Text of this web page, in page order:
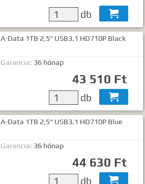
db 
A-Data 1TB 2,5" USB3.1 HD710P Black
Garancia: 36 hónap
43 510 Ft
db 
A-Data 1TB 2,5" USB3.1 HD710P Blue
Garancia: 36 hónap
44 630 Ft
db 